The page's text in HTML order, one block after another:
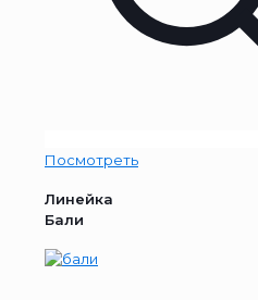
Посмотреть
Линейка
Бали